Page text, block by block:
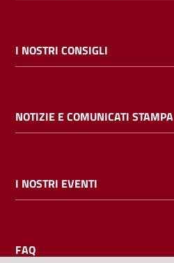
cataloghi
bibliotecario
I NOSTRI CONSIGLI
NOTIZIE E COMUNICATI STAMPA
I NOSTRI EVENTI
FAQ